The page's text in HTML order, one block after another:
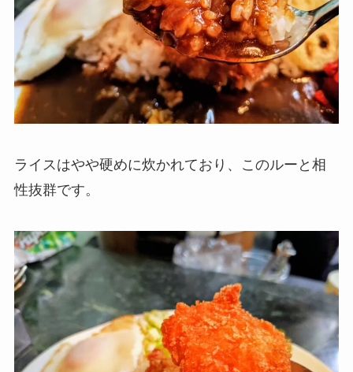
ライスはやや硬めに炊かれており、このルーと相
性抜群です。